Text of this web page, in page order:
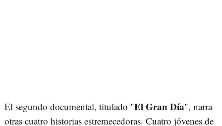
El segundo documental, titulado "El Gran Día", narra
otras cuatro historias estremecedoras. Cuatro jóvenes de